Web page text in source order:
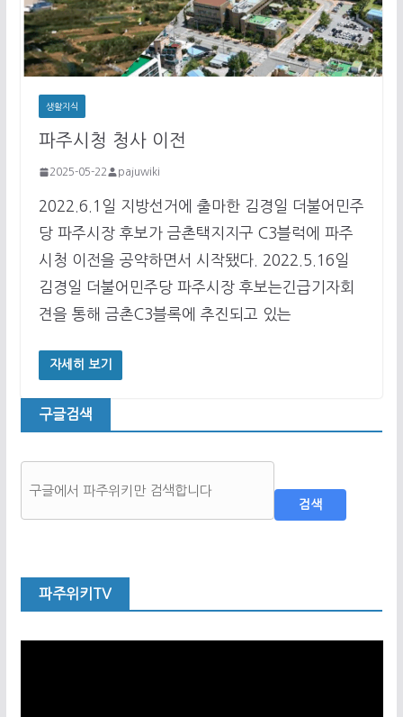
생활지식
파주시청 청사 이전
2025-05-22 pajuwiki
2022.6.1일 지방선거에 출마한 김경일 더불어민주
당 파주시장 후보가 금촌택지지구 C3블럭에 파주
시청 이전을 공약하면서 시작됐다. 2022.5.16일
김경일 더불어민주당 파주시장 후보는긴급기자회
견을 통해 금촌C3블록에 추진되고 있는
자세히 보기
구글검색
검색
파주위키TV